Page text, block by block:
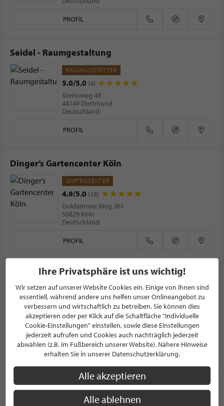
PROFIL
Seidel - Raumgestaltung
RAUMAUSSTATTER
5.0/5.0 (4)
Steinsweg 49
44149 Dortmund
Deutschland
PROFIL
Dinger’s Gartencenter Köln
GARTENCENTER
4.9/5.0 (18)
Goldammer Weg 361
50829 Köln
Deutschland
PROFIL
CRUYSEN Atelier Home interior
RAUMAUSSTATTER
5.0/5.0 (7)
Düsseldorfer Straße 107
45481 Mülheim an der Ruhr
Deutschland
PROFIL
Henriette's Küchenladen
KÜCHENSTUDIO
Ihre Privatsphäre ist uns wichtig!
Wir setzen auf unserer Website Cookies ein. Einige von ihnen sind
essentiell, während andere uns helfen unser Onlineangebot zu
verbessern und wirtschaftlich zu betreiben. Sie können dies
akzeptieren oder per Klick auf die Schaltfläche "Individuelle
Cookie-Einstellungen" einstellen, sowie diese Einstellungen
jederzeit aufrufen und Cookies auch nachträglich jederzeit
abwählen (z.B. im Fußbereich unserer Website). Nähere Hinweise
erhalten Sie in unserer Datenschutzerklärung.
Alle akzeptieren
Alle ablehnen